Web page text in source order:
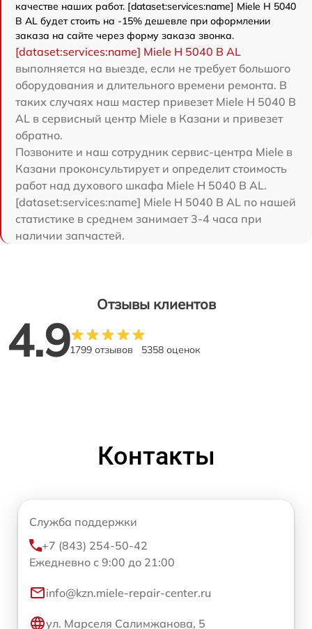
качестве наших работ. [dataset:services:name] Miele H 5040
B AL будет стоить на -15% дешевле при оформлении
заказа на сайте через форму заказа звонка.
[dataset:services:name] Miele H 5040 B AL
выполняется на выезде, если не требует большого
оборудования и длительного времени ремонта. В
таких случаях наш мастер привезет Miele H 5040 B
AL в сервисный центр Miele в Казани и привезет
обратно.
Позвоните и наш сотрудник сервис-центра Miele в
Казани проконсультирует и определит стоимость
работ над духового шкафа Miele H 5040 B AL.
[dataset:services:name] Miele H 5040 B AL по нашей
статистике в среднем занимает 3-4 часа при
наличии запчастей.
Отзывы клиентов
4.91799 отзывов 5358 оценок
Контакты
Служба поддержки
+7 (843) 254-50-42
Ежедневно с 9:00 до 21:00
info@kzn.miele-repair-center.ru
ул. Марселя Салимжанова, 5